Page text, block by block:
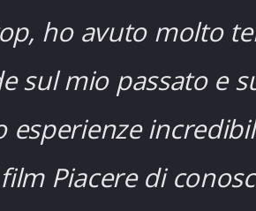
ho avuto molto
sul mio passato e
esperienze
film Piacere di